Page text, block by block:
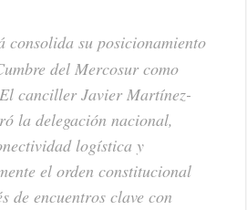
consolida su posicionamiento
del Mercosur como
canciller Javier Martínez-
la delegación nacional,
logística y
el orden constitucional
de encuentros clave con